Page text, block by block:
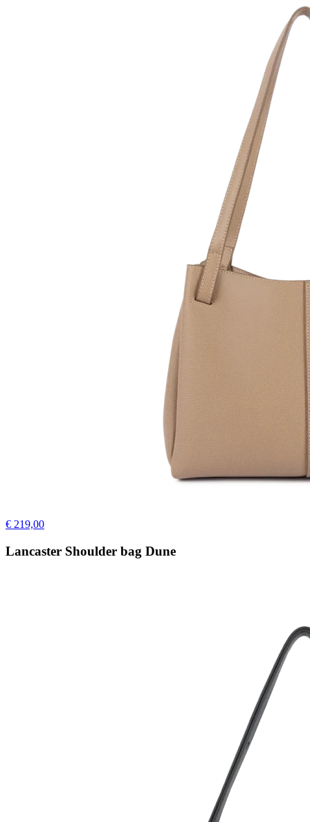
€ 219,00
Lancaster Shoulder bag Dune